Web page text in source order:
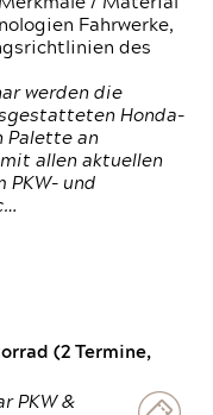
Fahrwerke,
des
werden die
Honda-
Palette an
allen aktuellen
PKW- und
(2 Termine,
PKW &